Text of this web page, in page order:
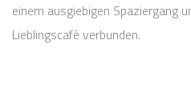
einem ausgiebigen Spaziergang
Lieblingscafè verbunden.